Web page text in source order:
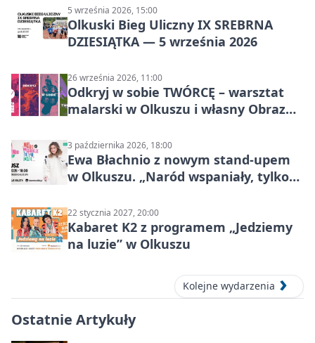
5 września 2026, 15:00
Olkuski Bieg Uliczny IX SREBRNA
DZIESIĄTKA — 5 września 2026
26 września 2026, 11:00
Odkryj w sobie TWÓRCĘ – warsztat
malarski w Olkuszu i własny Obraz
3 października 2026, 18:00
Ewa Błachnio z nowym stand-upem
w Olkuszu. „Naród wspaniały, tylko
22 stycznia 2027, 20:00
Kabaret K2 z programem „Jedziemy
na luzie” w Olkuszu
Kolejne wydarzenia
Ostatnie Artykuły